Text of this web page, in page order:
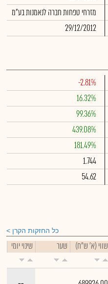
מזרחי טפחות חברה לנאמנות בע"מ
29/12/2012
-2.81%
16.32%
99.36%
439.08%
181.49%
1.744
54.62
כל החזקות הקרן
שווי (א' ש"ח) שער שינוי יומי